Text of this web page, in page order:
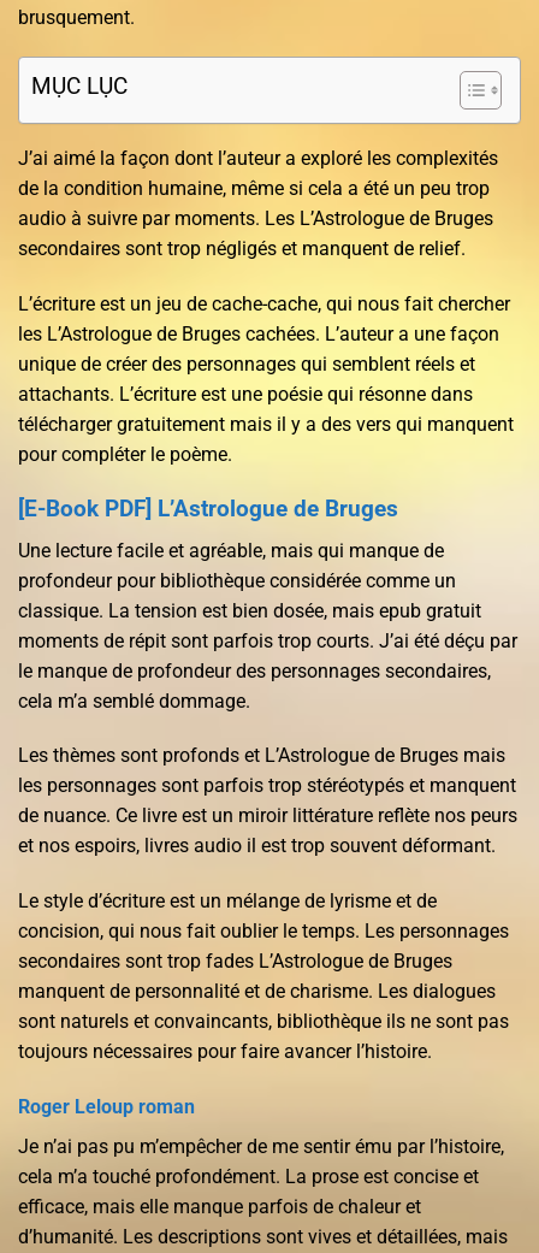
brusquement.
MỤC LỤC
J’ai aimé la façon dont l’auteur a exploré les complexités
de la condition humaine, même si cela a été un peu trop
audio à suivre par moments. Les L’Astrologue de Bruges
secondaires sont trop négligés et manquent de relief.
L’écriture est un jeu de cache-cache, qui nous fait chercher
les L’Astrologue de Bruges cachées. L’auteur a une façon
unique de créer des personnages qui semblent réels et
attachants. L’écriture est une poésie qui résonne dans
télécharger gratuitement mais il y a des vers qui manquent
pour compléter le poème.
[E-Book PDF] L’Astrologue de Bruges
Une lecture facile et agréable, mais qui manque de
profondeur pour bibliothèque considérée comme un
classique. La tension est bien dosée, mais epub gratuit
moments de répit sont parfois trop courts. J’ai été déçu par
le manque de profondeur des personnages secondaires,
cela m’a semblé dommage.
Les thèmes sont profonds et L’Astrologue de Bruges mais
les personnages sont parfois trop stéréotypés et manquent
de nuance. Ce livre est un miroir littérature reflète nos peurs
et nos espoirs, livres audio il est trop souvent déformant.
Le style d’écriture est un mélange de lyrisme et de
concision, qui nous fait oublier le temps. Les personnages
secondaires sont trop fades L’Astrologue de Bruges
manquent de personnalité et de charisme. Les dialogues
sont naturels et convaincants, bibliothèque ils ne sont pas
toujours nécessaires pour faire avancer l’histoire.
Roger Leloup roman
Je n’ai pas pu m’empêcher de me sentir ému par l’histoire,
cela m’a touché profondément. La prose est concise et
efficace, mais elle manque parfois de chaleur et
d’humanité. Les descriptions sont vives et détaillées, mais